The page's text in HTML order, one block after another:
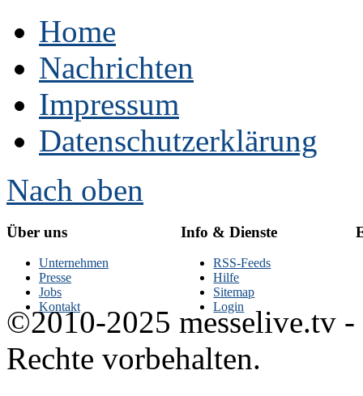
Home
Nachrichten
Impressum
Datenschutzerklärung
Nach oben
Über uns
Unternehmen
Presse
Jobs
Kontakt
Info & Dienste
RSS-Feeds
Hilfe
Sitemap
Login
©2010-2025 messelive.tv -
Rechte vorbehalten.